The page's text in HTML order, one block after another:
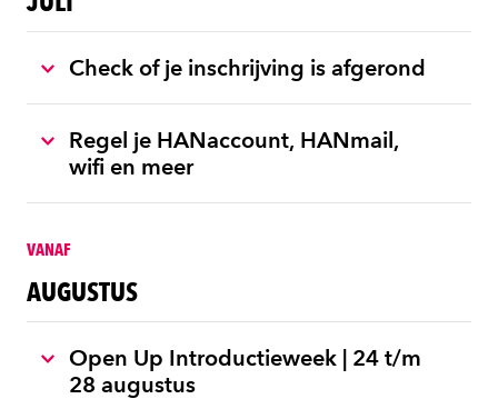
Check of je inschrijving is afgerond
Regel je HANaccount, HANmail,
wifi en meer
VANAF
AUGUSTUS
Open Up Introductieweek | 24 t/m
28 augustus